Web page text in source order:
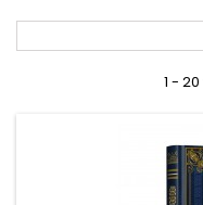
1 -